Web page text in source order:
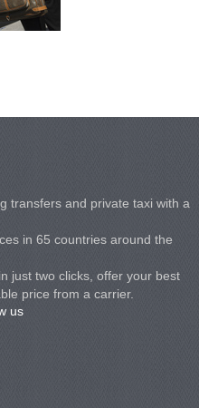
transfers and private taxi with a
in 65 countries around the
just two clicks, offer your best
price from a carrier.
us